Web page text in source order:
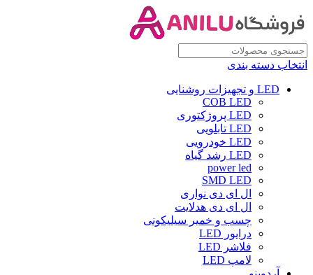
انتخاب دسته بندی
LED و تجهیزات روشنایی
COB LED
LED پروژکتوری
LED تابلویی
LED خودرویی
LED رشد گیاه
power led
SMD LED
ال ای دی نواری
ال ای دی هدلایت
چسب و خمیر سیلیکونی
درایور LED
فلاشر LED
لامپ LED